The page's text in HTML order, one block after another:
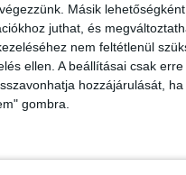
Másik
juthat, és
nem feltétlenül
ellen. A beállításai csak
hozzájárulását,
gombra.